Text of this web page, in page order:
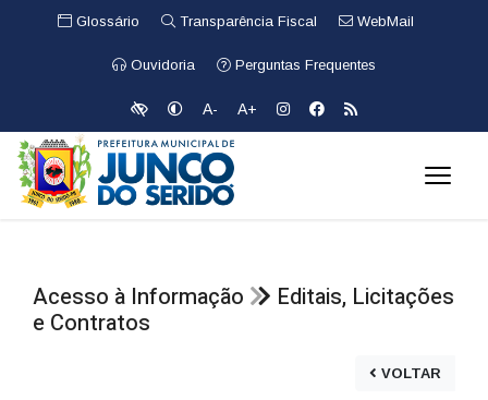
Glossário Transparência Fiscal WebMail
Ouvidoria Perguntas Frequentes
A- A+
Acesso à Informação
Editais, Licitações
e Contratos
VOLTAR